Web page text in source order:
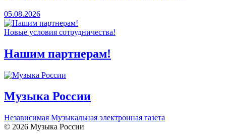
05.08.2026
Новые условия сотрудничества!
Нашим партнерам!
Музыка России
Независимая Музыкальная электронная газета
© 2026 Музыка России